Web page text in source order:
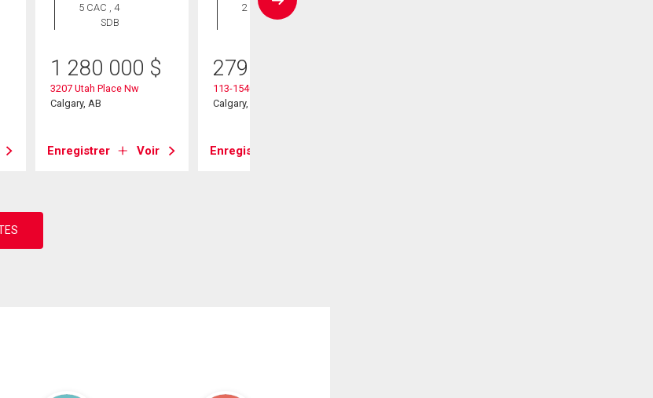
5 CAC , 4
SDB
1 280 000 $
3207 Utah Place Nw
Calgary, AB
Enregistrer Voir
2 CAC , 1
SDB
279 000
113-1540 29 Street Nw
Calgary, AB
Enregistrer